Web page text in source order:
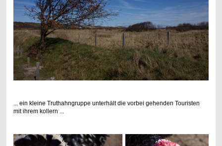
... ein kleine Truthahngruppe unterhält die vorbei gehenden Touristen
mit ihrem kollern ...